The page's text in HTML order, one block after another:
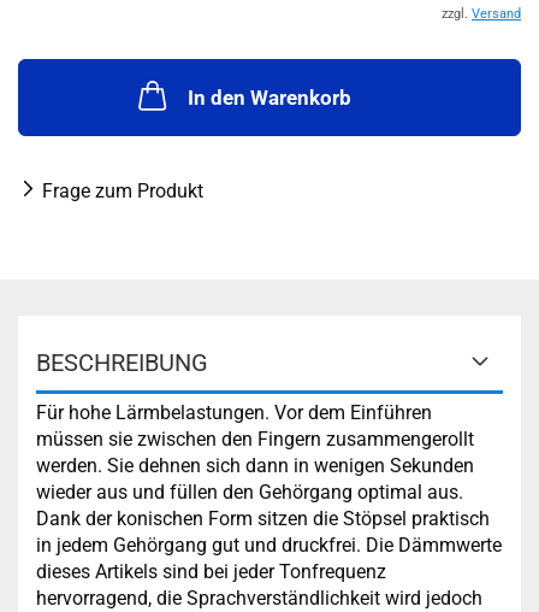
zzgl. Versand
In den Warenkorb
Frage zum Produkt
BESCHREIBUNG
Für hohe Lärmbelastungen. Vor dem Einführen
müssen sie zwischen den Fingern zusammengerollt
werden. Sie dehnen sich dann in wenigen Sekunden
wieder aus und füllen den Gehörgang optimal aus.
Dank der konischen Form sitzen die Stöpsel praktisch
in jedem Gehörgang gut und druckfrei. Die Dämmwerte
dieses Artikels sind bei jeder Tonfrequenz
hervorragend, die Sprachverständlichkeit wird jedoch